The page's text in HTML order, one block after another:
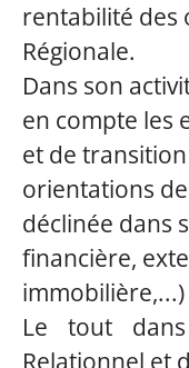
rentabilité des
Régionale.
Dans son
en compte les
et de
orientations de
déclinée dans
financière,
immobilière,...)
Le tout
Relationnel et